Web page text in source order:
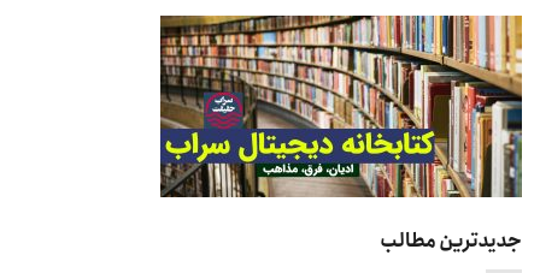
جدیدترین مطالب